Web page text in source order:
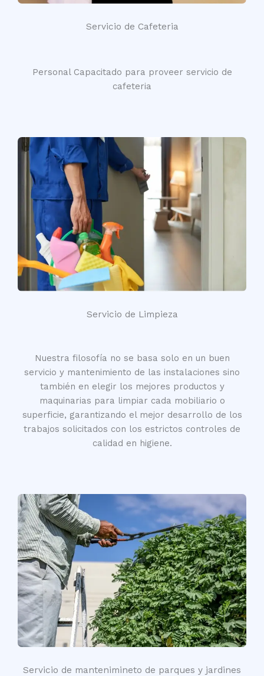
Servicio de Cafeteria
Personal Capacitado para proveer servicio de
cafeteria
Servicio de Limpieza
Nuestra filosofía no se basa solo en un buen
servicio y mantenimiento de las instalaciones sino
también en elegir los mejores productos y
maquinarias para limpiar cada mobiliario o
superficie, garantizando el mejor desarrollo de los
trabajos solicitados con los estrictos controles de
calidad en higiene.
Servicio de mantenimineto de parques y jardines